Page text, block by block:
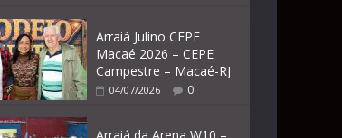
Arraiá Julino CEPE
Macaé 2026 – CEPE
Campestre – Macaé-RJ
04/07/2026 0